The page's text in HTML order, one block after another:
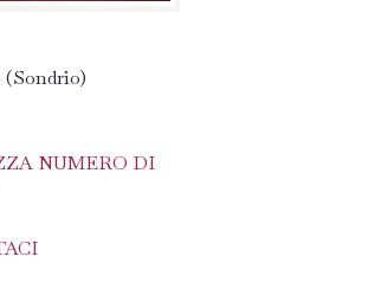
(Sondrio)
NUMERO DI